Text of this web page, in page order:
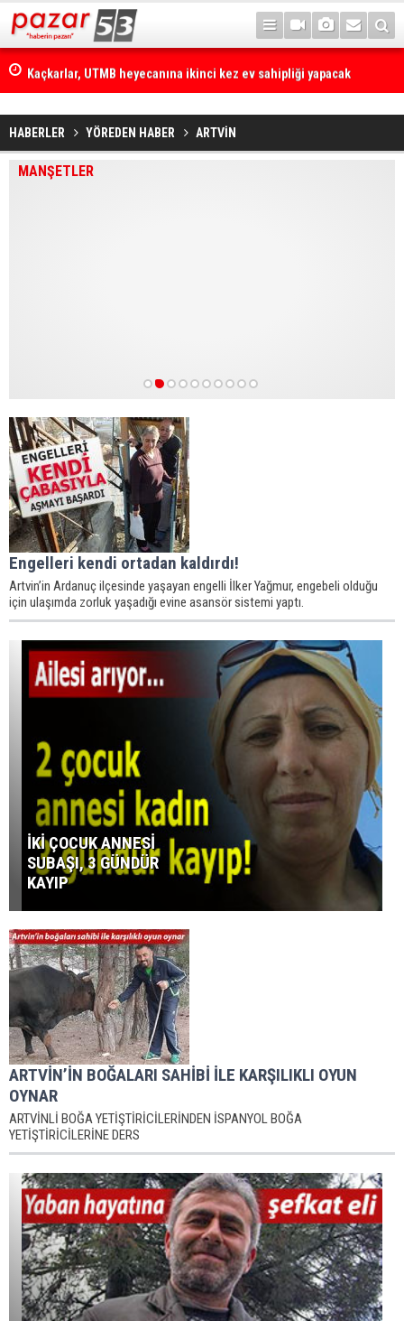
Kaçkarlar, UTMB heyecanına ikinci kez ev sahipliği yapacak
HABERLER YÖREDEN HABER ARTVİN
MANŞETLER
Engelleri kendi ortadan kaldırdı!
Artvin’in Ardanuç ilçesinde yaşayan engelli İlker Yağmur, engebeli olduğu
için ulaşımda zorluk yaşadığı evine asansör sistemi yaptı.
İKİ ÇOCUK ANNESİ
SUBAŞI, 3 GÜNDÜR
KAYIP
ARTVİN’İN BOĞALARI SAHİBİ İLE KARŞILIKLI OYUN
OYNAR
ARTVİNLİ BOĞA YETİŞTİRİCİLERİNDEN İSPANYOL BOĞA
YETİŞTİRİCİLERİNE DERS